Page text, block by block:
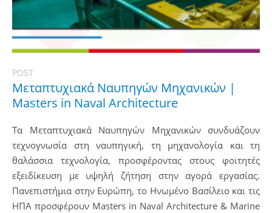
POST
Μεταπτυχιακά Ναυπηγών Μηχανικών |
Masters in Naval Architecture
Τα Μεταπτυχιακά Ναυπηγών Μηχανικών συνδυάζουν
τεχνογνωσία στη ναυπηγική, τη μηχανολογία και τη
θαλάσσια τεχνολογία, προσφέροντας στους φοιτητές
εξειδίκευση με υψηλή ζήτηση στην αγορά εργασίας.
Πανεπιστήμια στην Ευρώπη, το Ηνωμένο Βασίλειο και τις
ΗΠΑ προσφέρουν Masters in Naval Architecture & Marine